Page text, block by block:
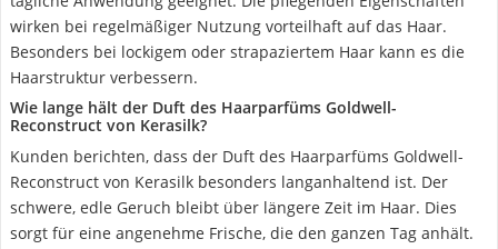
wirken bei regelmäßiger Nutzung vorteilhaft auf das Haar.
Besonders bei lockigem oder strapaziertem Haar kann es die
Haarstruktur verbessern.
Wie lange hält der Duft des Haarparfüms Goldwell-
Reconstruct von Kerasilk?
Kunden berichten, dass der Duft des Haarparfüms Goldwell-
Reconstruct von Kerasilk besonders langanhaltend ist. Der
schwere, edle Geruch bleibt über längere Zeit im Haar. Dies
sorgt für eine angenehme Frische, die den ganzen Tag anhält.